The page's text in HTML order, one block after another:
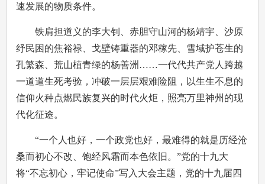
速发展的物质条件。
铁肩担道义的李大钊、赤胆守山河的杨靖宇、沙原
纾民困的焦裕禄、戈壁铸重器的邓稼先、雪域护苍生的
孔繁森、荒山植青绿的杨善洲……一代代共产党人跨越
一道道生死考验，冲破一层层艰难险阻，以生生不息的
信仰火种点燃民族复兴的时代火炬，照亮万里神州的现
代化征途。
“一个人也好，一个政党也好，最难得的就是历经沧
桑而初心不改、饱经风霜而本色依旧。”党的十九大
将“不忘初心，牢记使命”写入大会主题，党的十九届四